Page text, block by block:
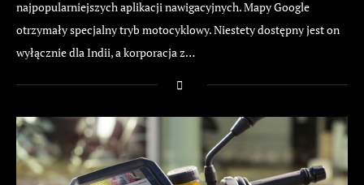
najpopularniejszych aplikacji nawigacyjnych. Mapy Google
otrzymały specjalny tryb motocyklowy. Niestety dostępny jest on
wyłącznie dla Indii, a korporacja z…